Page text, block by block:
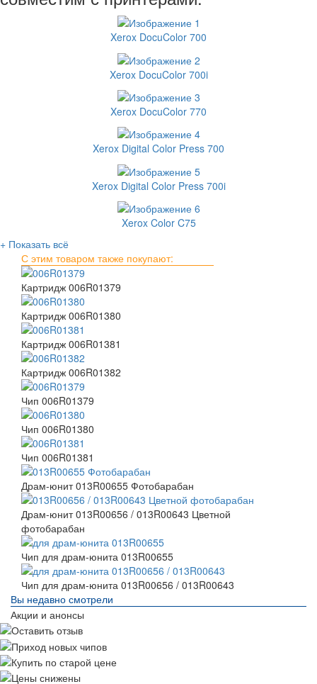
Xerox DocuColor 700
Xerox DocuColor 700i
Xerox DocuColor 770
Xerox Digital Color Press 700
Xerox Digital Color Press 700i
Xerox Color C75
+ Показать всё
С этим товаром также покупают:
Картридж 006R01379
Картридж 006R01380
Картридж 006R01381
Картридж 006R01382
Чип 006R01379
Чип 006R01380
Чип 006R01381
Драм-юнит 013R00655 Фотобарабан
Драм-юнит 013R00656 / 013R00643 Цветной
фотобарабан
Чип для драм-юнита 013R00655
Чип для драм-юнита 013R00656 / 013R00643
Вы недавно смотрели
Акции и анонсы